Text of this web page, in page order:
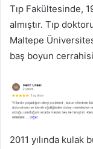
Tıp Fakültesinde,
almıştır. Tıp
Maltepe
baş boyun cerrahisi
2011 yılında